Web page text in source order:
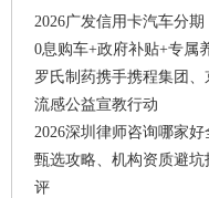
2026广发信用卡汽车分
0息购车+政府补贴+专属
罗氏制药携手携程集团
流感公益宣教行动
2026深圳律师咨询哪家
甄选攻略、机构资质避
评